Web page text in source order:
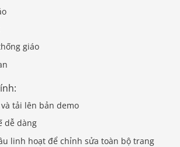
giáo
tải lên bản demo
dễ dàng
linh hoạt để chỉnh sửa toàn bộ trang